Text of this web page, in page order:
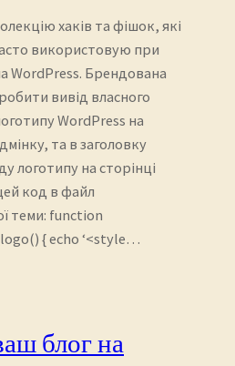
хаків та фішок, які
використовую при
WordPress. Брендована
вивід власного
WordPress на
та в заголовку
логотипу на сторінці
код в файл
теми: function
{ echo ‘<style…
блог на